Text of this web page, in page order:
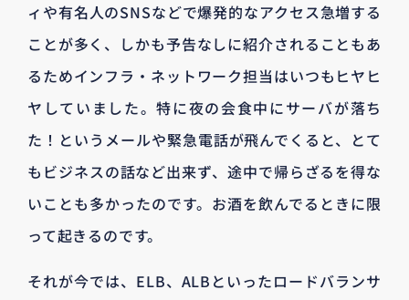
ィや有名人のSNSなどで爆発的なアクセス急増する
ことが多く、しかも予告なしに紹介されることもあ
るためインフラ・ネットワーク担当はいつもヒヤヒ
ヤしていました。特に夜の会食中にサーバが落ち
た！というメールや緊急電話が飛んでくると、とて
もビジネスの話など出来ず、途中で帰らざるを得な
いことも多かったのです。お酒を飲んでるときに限
って起きるのです。
それが今では、ELB、ALBといったロードバランサ